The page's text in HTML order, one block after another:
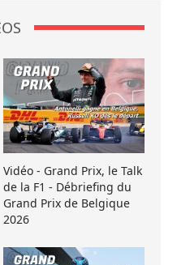
Vidéo - Grand Prix, le Talk
de la F1 - Débriefing du
Grand Prix de Belgique
2026